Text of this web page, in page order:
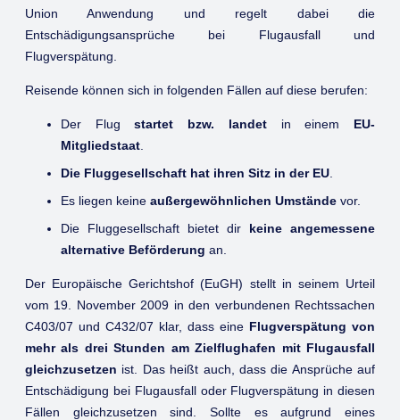
Union Anwendung und regelt dabei die
Entschädigungsansprüche bei Flugausfall und
Flugverspätung.
Reisende können sich in folgenden Fällen auf diese berufen:
Der Flugstartet bzw. landetin einem EU-
Mitgliedstaat
Die Fluggesellschaft hat ihren Sitz in der EU
Es liegen keine außergewöhnlichen Umstände vor.
Die Fluggesellschaft bietet dir keine angemessene
alternative Beförderung an.
Der Europäische Gerichtshof (EuGH) stellt in seinem Urteil
vom 19. November 2009 in den verbundenen Rechtssachen
C403/07 und C432/07 klar, dass eine Flugverspätung von
mehr als drei Stunden am Zielflughafen mit Flugausfall
gleichzusetzen ist. Das heißt auch, dass die Ansprüche auf
Entschädigung bei Flugausfall oder Flugverspätung in diesen
Fällen gleichzusetzen sind. Sollte es aufgrund eines